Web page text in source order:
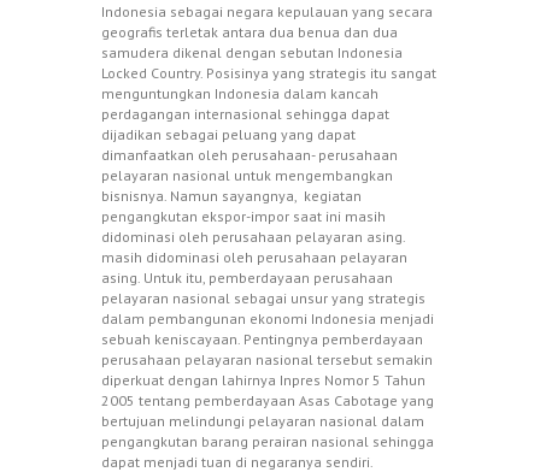
Indonesia sebagai negara kepulauan yang secara
geografis terletak antara dua benua dan dua
samudera dikenal dengan sebutan Indonesia
Locked Country. Posisinya yang strategis itu sangat
menguntungkan Indonesia dalam kancah
perdagangan internasional sehingga dapat
dijadikan sebagai peluang yang dapat
dimanfaatkan oleh perusahaan- perusahaan
pelayaran nasional untuk mengembangkan
bisnisnya. Namun sayangnya, kegiatan
pengangkutan ekspor-impor saat ini masih
didominasi oleh perusahaan pelayaran asing.
masih didominasi oleh perusahaan pelayaran
asing. Untuk itu, pemberdayaan perusahaan
pelayaran nasional sebagai unsur yang strategis
dalam pembangunan ekonomi Indonesia menjadi
sebuah keniscayaan. Pentingnya pemberdayaan
perusahaan pelayaran nasional tersebut semakin
diperkuat dengan lahirnya Inpres Nomor 5 Tahun
2005 tentang pemberdayaan Asas Cabotage yang
bertujuan melindungi pelayaran nasional dalam
pengangkutan barang perairan nasional sehingga
dapat menjadi tuan di negaranya sendiri.